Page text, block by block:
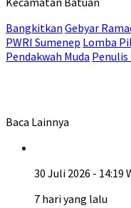
Bangkitkan Gebyar
PWRI Sumenep Lomba
Pendakwah Muda Penulis
Baca Lainnya
30 Juli 2026 - 14:19
7 hari yang lalu